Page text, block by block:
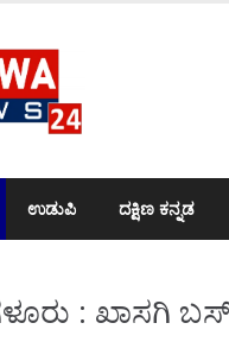
ಉಡುಪಿ ದಕ್ಷಿಣ ಕನ್ನಡ
: ಖಾಸಗಿ